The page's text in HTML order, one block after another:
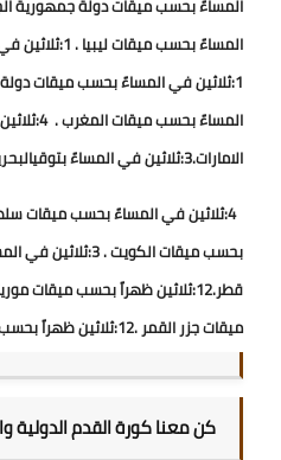
المساءً بحسب
المساءً
الامارات.3:ثلاثين في المساءً بتوقيالبحرين .
بحسب ميقات الكويت .
ميقات جزر القمر .12:ثلاثين ظهراً بحسب ميقات غرينتش GMT .
كن معنا كورة القدم الدولية